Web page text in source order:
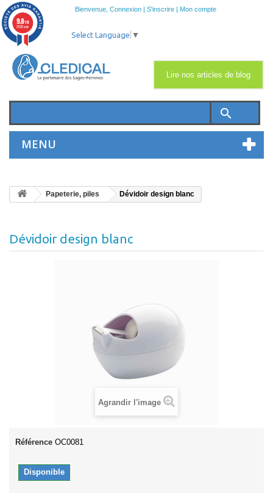
Bienvenue, Connexion | S'inscrire | Mon compte
search
MENU
Lire nos articles de blog
Select Language ▼
Papeterie, piles Dévidoir design blanc
Dévidoir design blanc
Agrandir l'image
Référence OC0081
Disponible
9.8/10
2033 avis